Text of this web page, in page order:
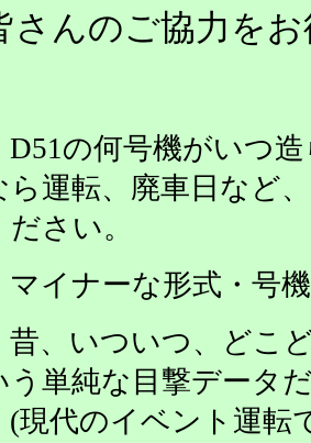
さんのご協力を
D51の何号機がいつ
ら運転、廃車日など
ださい。
マイナーな形式・号
昔、いついつ、どこ
う単純な目撃データ
現代のイベント運転